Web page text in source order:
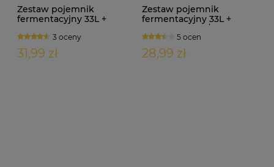
Zestaw pojemnik
fermentacyjny 33L +
compact3 oceny
31,99 zł
Zestaw pojemnik
fermentacyjny 33L +
korek otwarty /
zamknięty5 ocen
28,99 zł